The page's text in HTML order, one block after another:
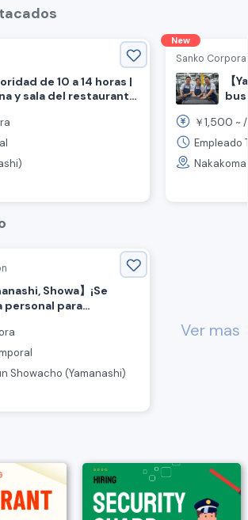
de 10 a 14 horas |
y sala del restaurante
Estación
》
New
Sanko
【
sin
￥1,500 ~
Empleado
Showa】¡Se
personal para
bien remunerado y
requerida! 🚗
Showacho (Yamanashi)
Ver mas